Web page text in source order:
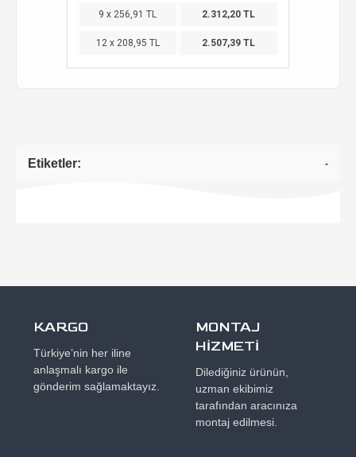
9 x 256,91 TL 2.312,20 TL
12 x 208,95 TL 2.507,39 TL
Etiketler: -
KARGO
Türkiye’nin her iline
anlaşmalı kargo ile
gönderim sağlamaktayız.
MONTAJ
HİZMETİ
Dilediğiniz ürünün,
uzman ekibimiz
tarafından aracınıza
montaj edilmesi.